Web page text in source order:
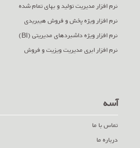
نرم افزار مدیریت تولید و بهای تمام شده
نرم افزار ویژه پخش و فروش هیبریدی
نرم افزار ویژه داشبردهای مدیریتی (BI)
نرم افزار ابری مدیریت ویزیت و فروش
آسه
تماس با ما
درباره ما